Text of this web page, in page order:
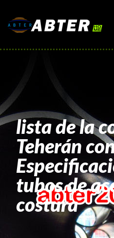
lista de la
Teherán
tubos de
costura